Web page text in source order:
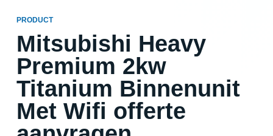
PRODUCT
Mitsubishi Heavy
Premium 2kw
Titanium Binnenunit
Met Wifi offerte